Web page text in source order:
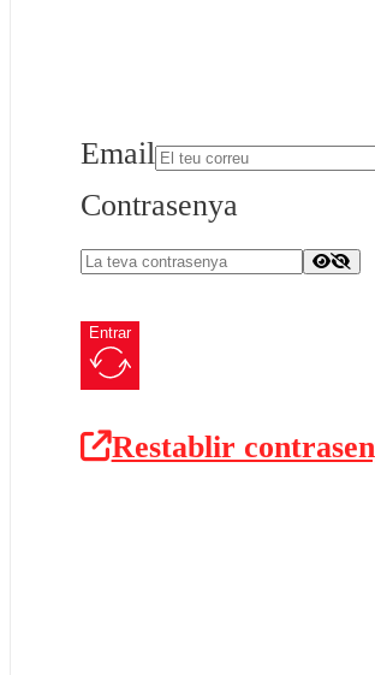
Email
Contrasenya
Entrar
Restablir